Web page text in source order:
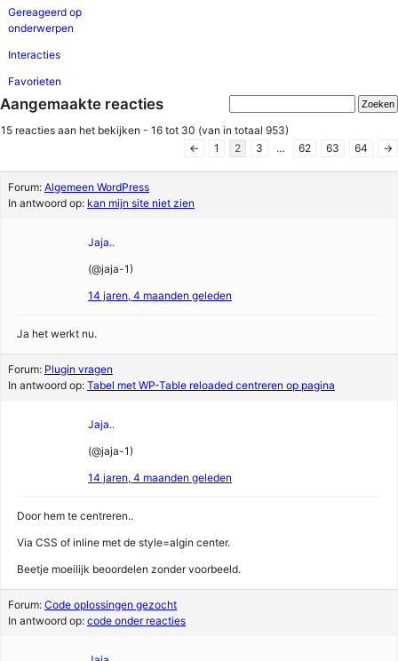
Gereageerd op
onderwerpen
Interacties
Favorieten
Aangemaakte reacties
15 reacties aan het bekijken - 16 tot 30 (van in totaal 953)
←
1 2 3 … 62 63 64 →
Forum: Algemeen WordPress
In antwoord op: kan mijn site niet zien
Jaja..
(@jaja-1)
14 jaren, 4 maanden geleden
Ja het werkt nu.
Forum: Plugin vragen
In antwoord op: Tabel met WP-Table reloaded centreren op pagina
Jaja..
(@jaja-1)
14 jaren, 4 maanden geleden
Door hem te centreren..
Via CSS of inline met de style=algin center.
Beetje moeilijk beoordelen zonder voorbeeld.
Forum: Code oplossingen gezocht
In antwoord op: code onder reacties